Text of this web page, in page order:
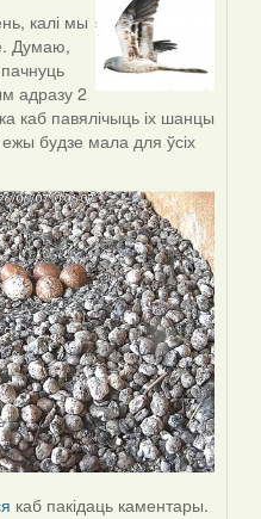
калі мы
Думаю,
адразу 2
каб павялічыць іх шанцы
будзе мала для ўсіх
каб пакідаць каментары.